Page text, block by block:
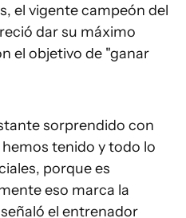
el vigente campeón del
dar su máximo
el objetivo de "ganar
sorprendido con
tenido y todo lo
porque es
eso marca la
el entrenador